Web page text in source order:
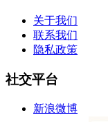
关于我们
联系我们
隐私政策
社交平台
新浪微博